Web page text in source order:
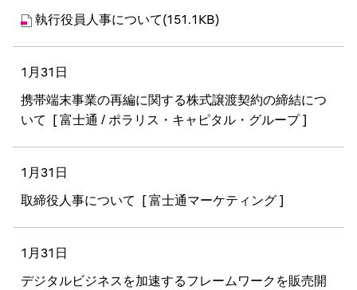
執行役員人事について(151.1KB)
1月31日
携帯端末事業の再編に関する株式譲渡契約の締結につ
いて
[ 富士通 / ポラリス・キャピタル・グループ ]
1月31日
取締役人事について
[ 富士通マーケティング ]
1月31日
デジタルビジネスを加速するフレームワークを販売開